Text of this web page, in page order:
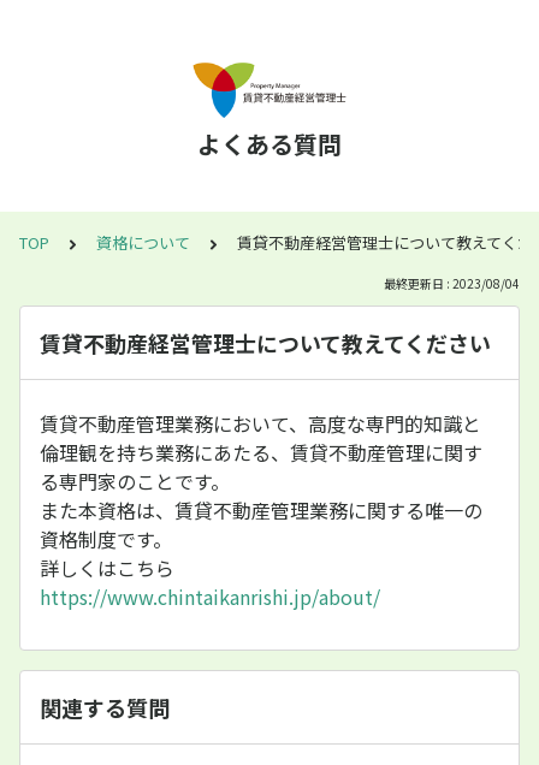
よくある質問
TOP 資格について 賃貸不動産経営管理士について教えてくだ
最終更新日 : 2023/08/04
賃貸不動産経営管理士について教えてください
賃貸不動産管理業務において、高度な専門的知識と
倫理観を持ち業務にあたる、賃貸不動産管理に関す
る専門家のことです。
また本資格は、賃貸不動産管理業務に関する唯一の
資格制度です。
詳しくはこちら
https://www.chintaikanrishi.jp/about/
関連する質問